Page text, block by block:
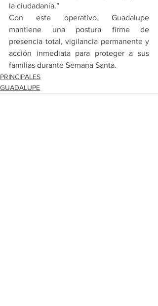
la ciudadanía.”
Con este operativo, Guadalupe
mantiene una postura firme de
presencia total, vigilancia permanente y
acción inmediata para proteger a sus
familias durante Semana Santa.
PRINCIPALES
GUADALUPE